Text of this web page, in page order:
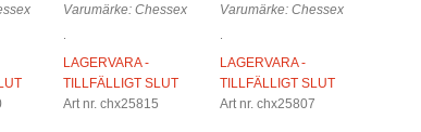
Varumärke: Chessex
LAGERVARA -
TILLFÄLLIGT SLUT
Art nr. chx25815
Varumärke: Chessex
LAGERVARA -
TILLFÄLLIGT SLUT
Art nr. chx25807